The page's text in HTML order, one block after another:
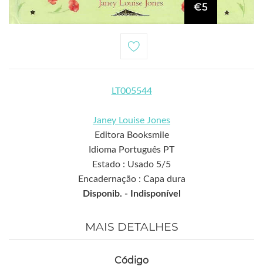
€5
LT005544
Janey Louise Jones
Editora Booksmile
Idioma Português PT
Estado : Usado 5/5
Encadernação : Capa dura
Disponib. -
Indisponível
MAIS DETALHES
Código